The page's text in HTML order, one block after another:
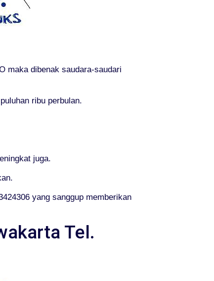
maka dibenak saudara-saudari
ribu perbulan.
juga.
yang sanggup memberikan
Tel.